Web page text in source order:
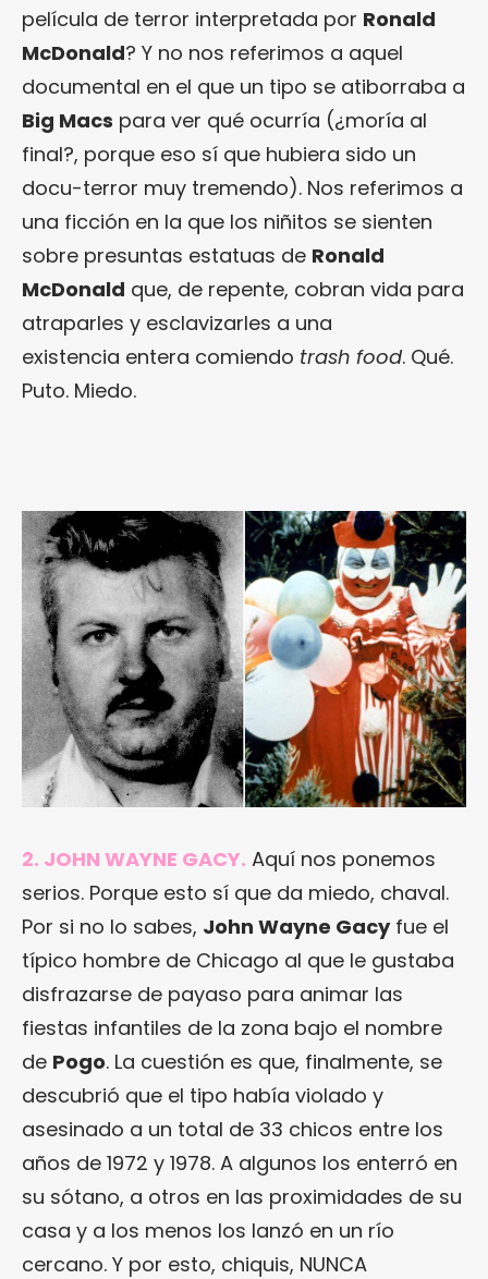
película de terror interpretada por Ronald
McDonald? Y no nos referimos a aquel
documental en el que un tipo se atiborraba a
Big Macs para ver qué ocurría (¿moría al
final?, porque eso sí que hubiera sido un
docu-terror muy tremendo). Nos referimos a
una ficción en la que los niñitos se sienten
sobre presuntas estatuas de Ronald
McDonald que, de repente, cobran vida para
atraparles y esclavizarles a una
existencia entera comiendo trash food. Qué.
Puto. Miedo.
2. JOHN WAYNE GACY. Aquí nos ponemos
serios. Porque esto sí que da miedo, chaval.
Por si no lo sabes, John Wayne Gacyfue el
típico hombre de Chicago al que le gustaba
disfrazarse de payaso para animar las
fiestas infantiles de la zona bajo el nombre
de Pogo. La cuestión es que, finalmente, se
descubrió que el tipo había violado y
asesinado a un total de 33 chicos entre los
años de 1972 y 1978. A algunos los enterró en
su sótano, a otros en las proximidades de su
casa y a los menos los lanzó en un río
cercano. Y por esto, chiquis, NUNCA